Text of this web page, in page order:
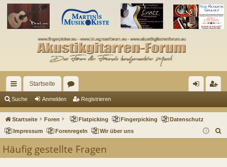
ch
ne
llz
riff
Startseite
en m
n
ist
rie
n
Suche Anmelden Registrieren
Startseite Foren Flatpicking Fingerpicking
Datenschutz
Impressum
Forenregeln Wir über uns
Häufig gestellte Fragen